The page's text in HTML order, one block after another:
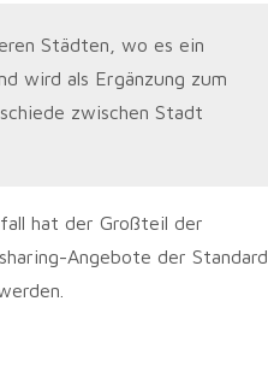
Städten, wo es ein
wird als Ergänzung zum
zwischen Stadt
hat der Großteil der
Angebote der Standard